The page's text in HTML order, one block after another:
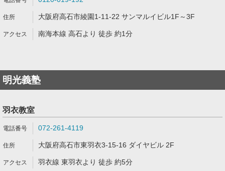
大阪府高石市綾園1-11-22 サンマルイビル1F～3F
南海本線 高石より 徒歩 約1分
明光義塾
羽衣教室
072-261-4119
大阪府高石市東羽衣3-15-16 ダイヤビル 2F
羽衣線 東羽衣より 徒歩 約5分